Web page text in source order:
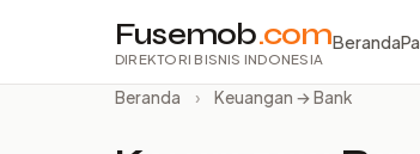
Fusemob.com
DIREKTORI BISNIS INDONESIA
Beranda
Beranda › Keuangan → Bank